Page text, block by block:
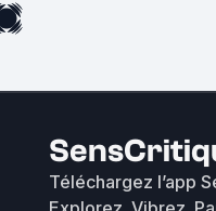
Téléchargez l’app